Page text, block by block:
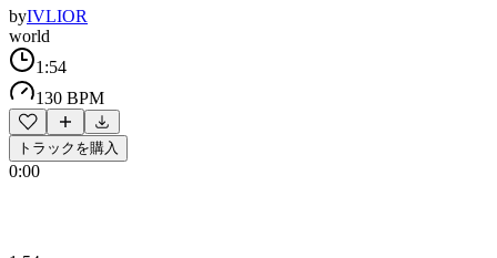
byIVLIOR
world
1:54
130 BPM
トラックを購入
0:00